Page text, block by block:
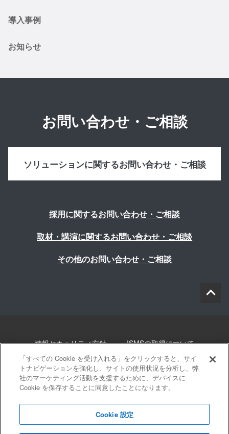
導入事例
お知らせ
お問い合わせ・ご相談
ソリューションに関するお問い合わせ・ご相談
採用に関するお問い合わせ・ご相談
取材・講演に関するお問い合わせ・ご相談
その他のお問い合わせ・ご相談
情報セキュリティ方針 ISMSの取得について
個人情報について 勧誘方針 このサイトについて
サイトマップ
「すべての Cookie を受け入れる」をクリックすると、サイ
トナビゲーションを強化し、サイトの使用状況を分析し、弊
社のマーケティング活動を支援するために、デバイスに
Cookie を保存することに同意したことになります。
Cookie 設定